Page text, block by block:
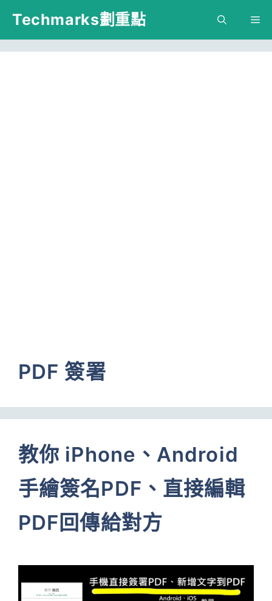
跳
主
Techmarks劃重點
PDF 簽署
教你 iPhone、Android
手繪簽名PDF、直接編輯
PDF回傳給對方